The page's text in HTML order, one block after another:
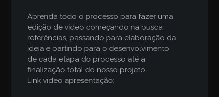
Aprenda todo o processo para fazer uma
edição de video começando na busca
referências, passando para elaboração da
ideia e partindo para o desenvolvimento
de cada etapa do processo até a
finalização total do nosso projeto.
Link video apresentação: